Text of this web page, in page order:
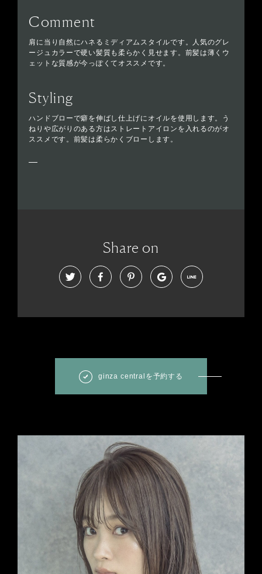
Comment
肩に当り自然にハネるミディアムスタイルです。人気のグレ
ージュカラーで硬い髪質も柔らかく見せます。前髪は薄くウ
ェットな質感が今っぽくてオススメです。
Styling
ハンドブローで癖を伸ばし仕上げにオイルを使用します。う
ねりや広がりのある方はストレートアイロンを入れるのがオ
ススメです。前髪は柔らかくブローします。
Share on
ginza centralを予約する